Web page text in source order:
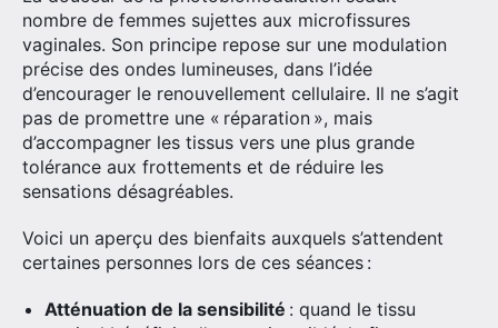
nombre de femmes sujettes aux microfissures
vaginales. Son principe repose sur une modulation
précise des ondes lumineuses, dans l’idée
d’encourager le renouvellement cellulaire. Il ne s’agit
pas de promettre une « réparation », mais
d’accompagner les tissus vers une plus grande
tolérance aux frottements et de réduire les
sensations désagréables.
Voici un aperçu des bienfaits auxquels s’attendent
certaines personnes lors de ces séances :
Atténuation de la sensibilité : quand le tissu
×